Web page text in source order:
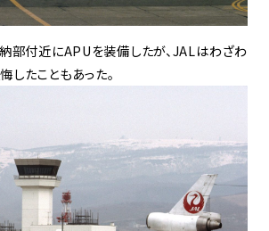
部付近にAPUを装備したが、JALはわざわ
したこともあった。